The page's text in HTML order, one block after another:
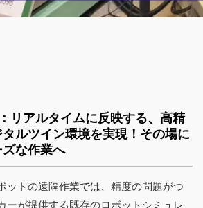
リアルタイムに反映する、高精
ルツイン環境を実現！その場に
な作業へ
ットの遠隔作業では、精度の問題がつ
ーが提供する既存のロボットシミュレ